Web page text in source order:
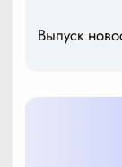
Выпуск